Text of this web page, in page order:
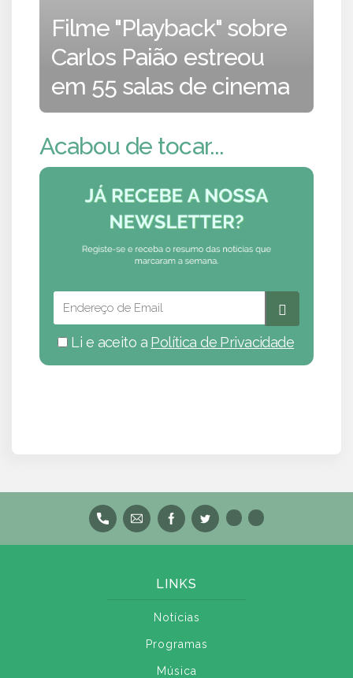
Filme "Playback" sobre
Carlos Paião estreou
em 55 salas de cinema
Acabou de tocar...
Li e aceito a Política de Privacidade
LINKS
Notícias
Programas
Música